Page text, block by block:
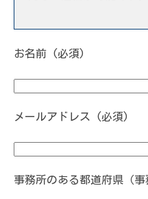
お名前 (必須)
メールアドレス (必須)
事務所のある都道府県（事